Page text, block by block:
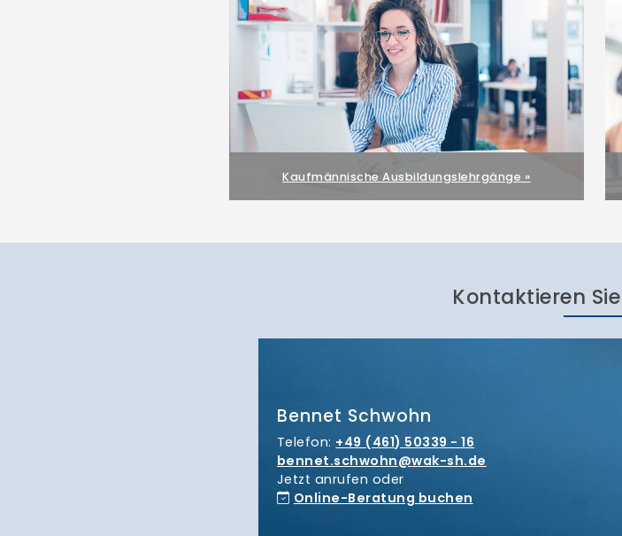
Kaufmännische Ausbildungslehrgänge »
Kontaktieren
Bennet Schwohn
Telefon: +49 (461) 50339 - 16
bennet.schwohn
wak-sh.de
Jetzt anrufen oder
Online-Beratung buchen